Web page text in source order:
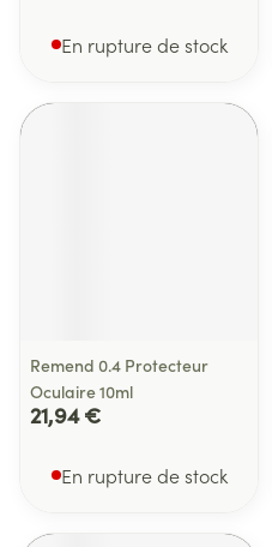
En rupture de stock
Remend 0.4 Protecteur
Oculaire 10ml
21,94 €
En rupture de stock